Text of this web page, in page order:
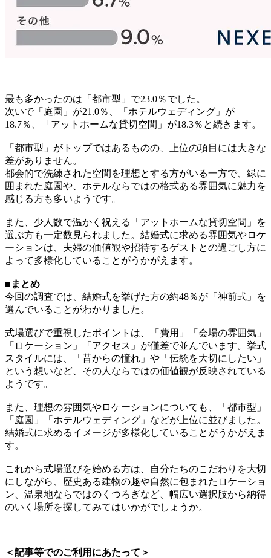
最も多かったのは「都市型」で23.0％でした。
次いで「庭園」が21.0％、「ホテルウェディング」が
18.7％、「アットホームな貸切空間」が18.3％と続きます。
「都市型」がトップではあるものの、上位の項目には大きな
差がありません。
都会的で洗練された空間を理想とする方がいる一方で、緑に
囲まれた庭園や、ホテルならではの格式ある雰囲気に魅力を
感じる方も多いようです。
また、少人数で温かく祝える「アットホームな貸切空間」を
選ぶ方も一定数見られました。結婚式に求める雰囲気やロケ
ーションは、夫婦の価値観や招待するゲストとの過ごし方に
よって多様化していることがうかがえます。
■まとめ
今回の調査では、結婚式を挙げた方の約48％が「神前式」を
選んでいることがわかりました。
式場選びで重視したポイントは、「費用」「会場の雰囲気」
「ロケーション」「アクセス」が僅差で並んでいます。挙式
スタイルには、「昔からの憧れ」や「伝統を大切にしたい」
という想いなど、その人ならではの価値観が反映されている
ようです。
また、理想の雰囲気やロケーションについても、「都市型」
「庭園」「ホテルウェディング」などが上位に並びました。
結婚式に求めるイメージが多様化していることがうかがえま
す。
これから式場選びを始める方は、自分たちのこだわりを大切
にしながら、歴史ある建物の趣や自然に包まれたロケーショ
ン、温泉地ならではのくつろぎなど、幅広い選択肢から納得
のいく場所を探してみてはいかがでしょうか。
＜記事等でのご利用にあたって＞